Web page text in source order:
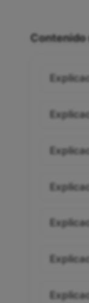
Contenido